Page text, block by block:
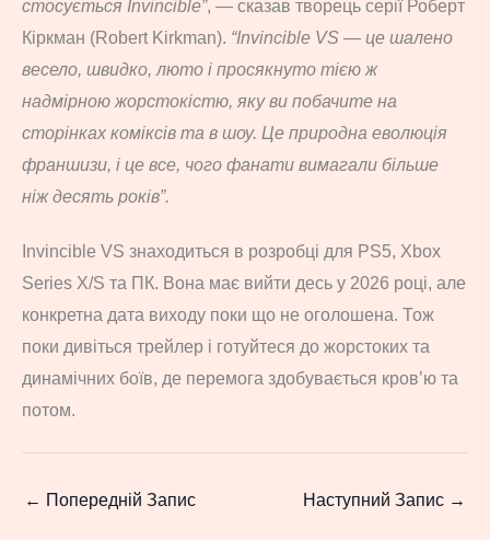
стосується Invincible”, — сказав творець серії Роберт
Кіркман (Robert Kirkman). “Invincible VS — це шалено
весело, швидко, люто і просякнуто тією ж
надмірною жорстокістю, яку ви побачите на
сторінках коміксів та в шоу. Це природна еволюція
франшизи, і це все, чого фанати вимагали більше
ніж десять років”.
Invincible VS знаходиться в розробці для PS5, Xbox
Series X/S та ПК. Вона має вийти десь у 2026 році, але
конкретна дата виходу поки що не оголошена. Тож
поки дивіться трейлер і готуйтеся до жорстоких та
динамічних боїв, де перемога здобувається кров’ю та
потом.
← Попередній Запис Наступний Запис →